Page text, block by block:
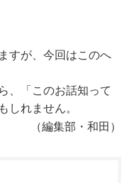
すが、今回はこのへ
、「このお話知って
れません。
（編集部・和田）